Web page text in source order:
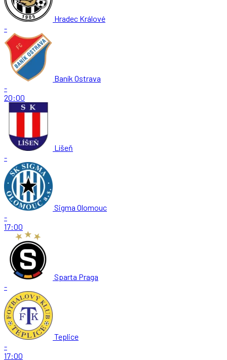
Hradec Králové
-
Baník Ostrava
-
20:00
Líšeň
-
Sigma Olomouc
-
17:00
Sparta Praga
-
Teplice
-
17:00